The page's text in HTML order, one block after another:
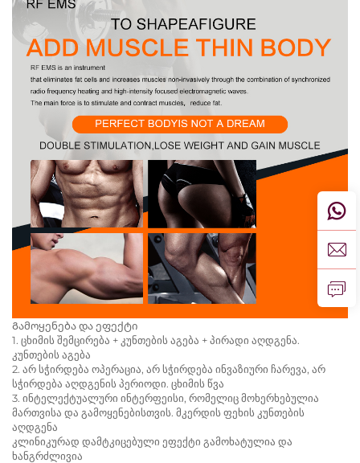
Გამოყენება და ეფექტი
1. ცხიმის შემცირება + კუნთების აგება + პირადი აღდგენა.
კუნთების აგება
2. არ სჭირდება ოპერაცია, არ სჭირდება ინვაზიური ჩარევა, არ
სჭირდება აღდგენის პერიოდი. ცხიმის წვა
3. ინტელექტუალური ინტერფეისი, რომელიც მოხერხებულია
მართვისა და გამოყენებისთვის. მკერდის ფეხის კუნთების
აღდგენა
კლინიკურად დამტკიცებული ეფექტი გამოხატულია და
ხანგრძლივია